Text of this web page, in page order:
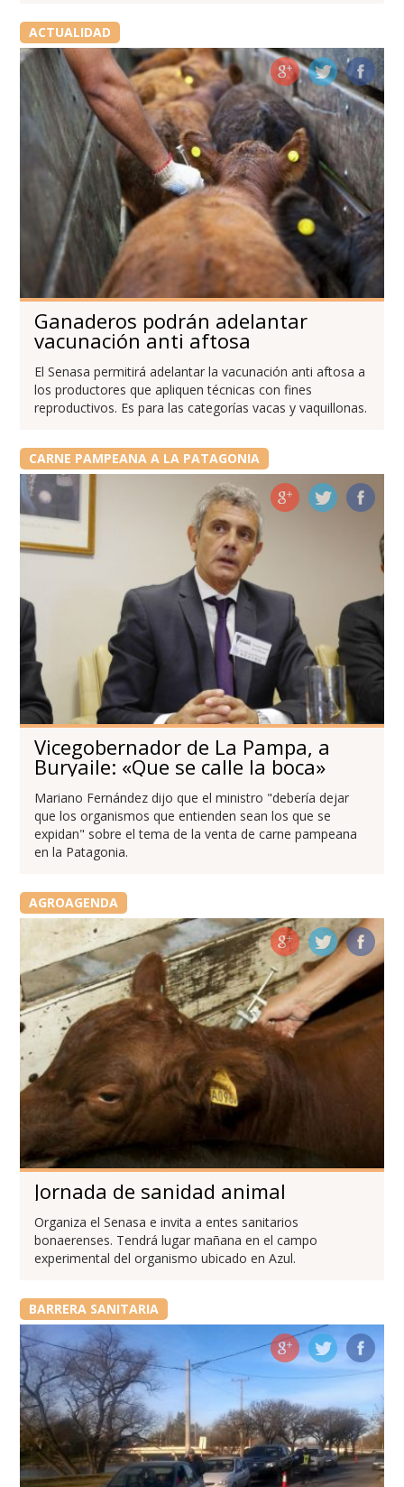
ACTUALIDAD
Ganaderos podrán adelantar
vacunación anti aftosa
El Senasa permitirá adelantar la vacunación anti aftosa a
los productores que apliquen técnicas con fines
reproductivos. Es para las categorías vacas y vaquillonas.
CARNE PAMPEANA A LA PATAGONIA
Vicegobernador de La Pampa, a
Buryaile: «Que se calle la boca»
Mariano Fernández dijo que el ministro "debería dejar
que los organismos que entienden sean los que se
expidan" sobre el tema de la venta de carne pampeana
en la Patagonia.
AGROAGENDA
Jornada de sanidad animal
Organiza el Senasa e invita a entes sanitarios
bonaerenses. Tendrá lugar mañana en el campo
experimental del organismo ubicado en Azul.
BARRERA SANITARIA